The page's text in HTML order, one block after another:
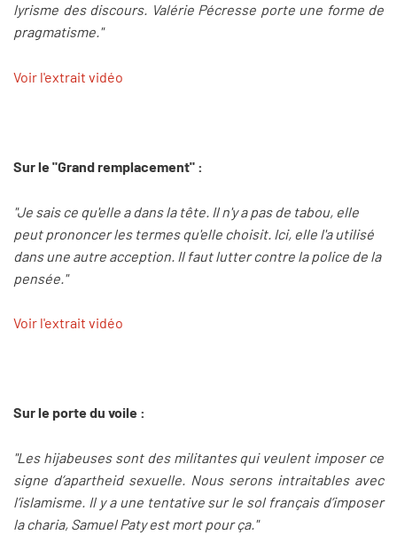
lyrisme des discours. Valérie Pécresse porte une forme de
pragmatisme."
Voir l'extrait vidéo
Sur le "Grand remplacement" :
"Je sais ce qu'elle a dans la tête. Il n'y a pas de tabou, elle
peut prononcer les termes qu'elle choisit. Ici, elle l'a utilisé
dans une autre acception. Il faut lutter contre la police de la
pensée."
Voir l'extrait vidéo
Sur le porte du voile :
"Les hijabeuses sont des militantes qui veulent imposer ce
signe d’apartheid sexuelle. Nous serons intraitables avec
l’islamisme. Il y a une tentative sur le sol français d’imposer
la charia, Samuel Paty est mort pour ça."